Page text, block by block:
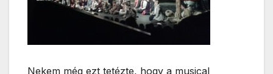
Nekem még ezt tetézte, hogy a musical